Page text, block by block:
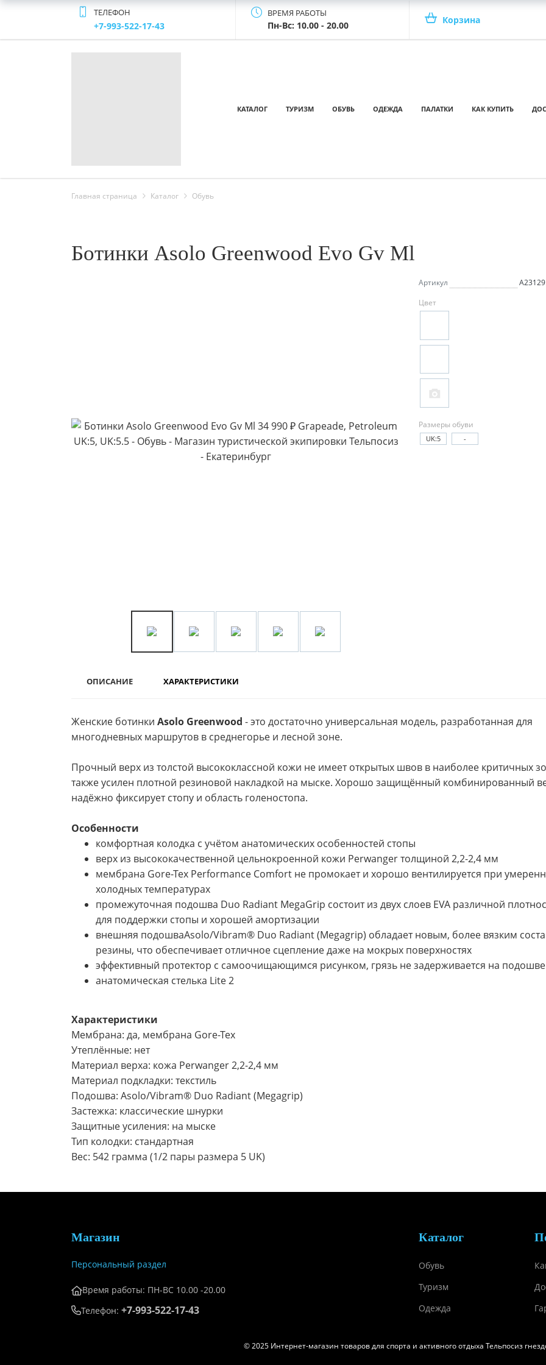
ТЕЛЕФОН
+7-993-522-17-43
ВРЕМЯ РАБОТЫ
Пн-Вс: 10.00 - 20.00 Корзина
КАТАЛОГ ТУРИЗМ ОБУВЬ ОДЕЖДА ПАЛАТКИ КАК КУПИТЬ
Главная страница Каталог Обувь
Ботинки Asolo Greenwood Evo Gv Ml
Артикул
A23129
Цвет
Размеры обуви
UK:5 -
ОПИСАНИЕ ХАРАКТЕРИСТИКИ
Женские ботинки Asolo Greenwood - это достаточно универсальная модель, разработанная для
многодневных маршрутов в среднегорье и лесной зоне.
Прочный верх из толстой высококлассной кожи не имеет открытых швов в наиболее критичных
также усилен плотной резиновой накладкой на мыске. Хорошо защищённый комбинированный
надёжно фиксирует стопу и область голеностопа.
Особенности
комфортная колодка с учётом анатомических особенностей стопы
верх из высококачественной цельнокроенной кожи Perwanger толщиной 2,2-2,4 мм
мембрана Gore-Tex Performance Comfort не промокает и хорошо вентилируется при
холодных температурах
промежуточная подошва Duo Radiant MegaGrip состоит из двух слоев EVA различной
для поддержки стопы и хорошей амортизации
внешняя подошваAsolo/Vibram® Duo Radiant (Megagrip) обладает новым, более вязким
резины, что обеспечивает отличное сцепление даже на мокрых поверхностях
эффективный протектор с самоочищающимся рисунком, грязь не задерживается на подошве
анатомическая стелька Lite 2
Характеристики
Мембрана: да, мембрана Gore-Tex
Утеплённые: нет
Материал верха: кожа Perwanger 2,2-2,4 мм
Материал подкладки: текстиль
Подошва: Asolo/Vibram® Duo Radiant (Megagrip)
Застежка: классические шнурки
Защитные усиления: на мыске
Тип колодки: стандартная
Вес: 542 грамма (1/2 пары размера 5 UK)
Магазин
Персональный раздел
Время работы: ПН-ВС 10.00 -20.00
Телефон: +7-993-522-17-43
Каталог
Обувь
Туризм
Одежда
© 2025 Интернет-магазин товаров для спорта и активного отдыха Тельпосиз